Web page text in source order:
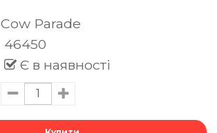
Cow Parade
46450
Є в наявності